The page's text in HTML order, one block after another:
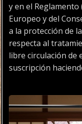
y en el Reglamento
Europeo y del
a la protección de
respecta al
libre circulación de
suscripción